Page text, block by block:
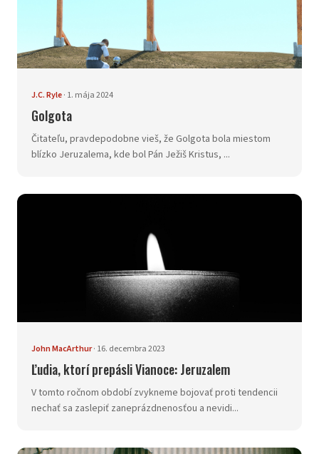
J.C. Ryle· 1. mája 2024
Golgota
Čitateľu, pravdepodobne vieš, že Golgota bola miestom
blízko Jeruzalema, kde bol Pán Ježiš Kristus, ...
John MacArthur· 16. decembra 2023
Ľudia, ktorí prepásli Vianoce: Jeruzalem
V tomto ročnom období zvykneme bojovať proti tendencii
nechať sa zaslepiť zaneprázdnenosťou a nevidi...